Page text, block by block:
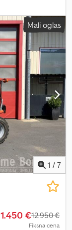
za čekić/škare -
informacije
Za višeMali oglas
1 / 7
€12.950 €
Fiksna cena